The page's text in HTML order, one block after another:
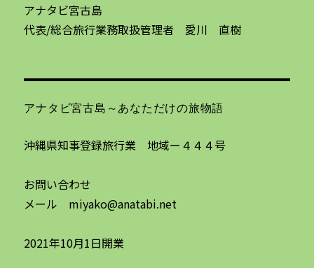
アナタビ宮古島
代表/総合旅行業務取扱管理者 愛川 直樹
アナタビ宮古島～あなただけの旅物語
沖縄県知事登録旅行業 地域ー４４４号
お問い合わせ
メール miyako@anatabi.net
2021年10月1日開業